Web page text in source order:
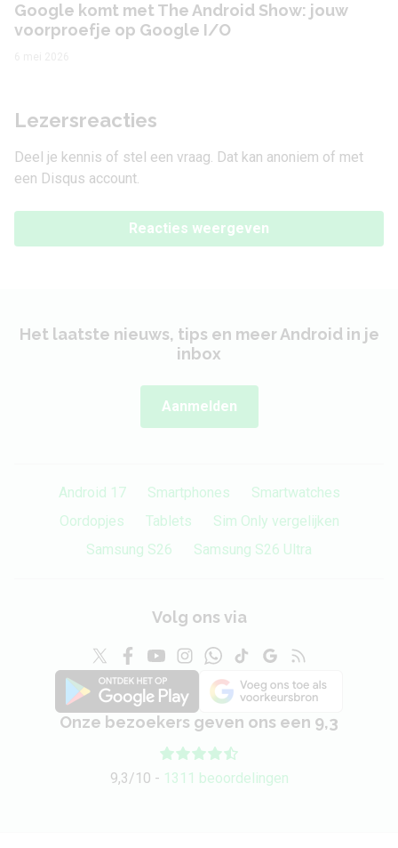
Google komt met The Android Show: jouw
voorproefje op Google I/O
Lezersreacties
Deel je kennis of stel een vraag. Dat kan anoniem of met
een Disqus account.
Reacties weergeven
Het laatste nieuws, tips en meer Android in je
inbox
Aanmelden
Android 17 Smartphones
Smartwatches
Oordopjes
Tablets
Sim Only vergelijken
Samsung S26
Samsung S26 Ultra
Volg ons via
Onze bezoekers geven ons een 9,3
9,3/10 - 1311 beoordelingen